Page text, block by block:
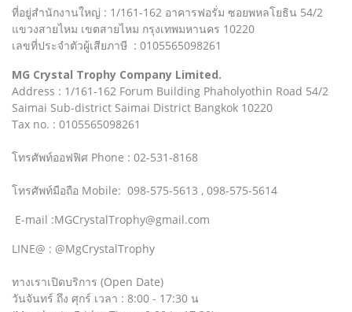
ที่อยู่สำนักงานใหญ่ : 1/161-162 อาคารฟอรั่ม ซอยพหลโยธิน 54/2
แขวงสายไหม เขตสายไหม กรุงเทพมหานคร 10220
เลขที่ประจำตัวผู้เสียภาษี : 0105565098261
MG Crystal Trophy Company Limited.
Address : 1/161-162 Forum Building Phaholyothin Road 54/2
Saimai Sub-district Saimai District Bangkok 10220
Tax no. : 0105565098261
โทรศัพท์ออฟฟิศ Phone : 02-531-8168
โทรศัพท์มือถือ Mobile: 098-575-5613 , 098-575-5614
E-mail :MGCrystalTrophy@gmail.com
LINE@ : @MgCrystalTrophy
ทางเราเปิดบริการ (Open Date)
วันจันทร์ ถึง ศุกร์ เวลา : 8:00 - 17:30 น